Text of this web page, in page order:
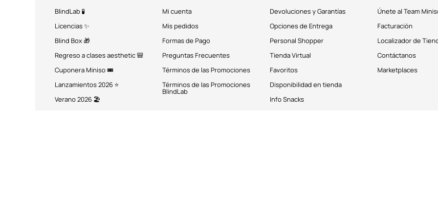
BlindLab 🧪
Licencias ✨
Blind Box 🎁
Regreso a clases aesthetic 🎒
Cuponera Miniso 🎟️
Lanzamientos 2026 ⭐
Verano 2026 🏖️
Mi cuenta
Mis pedidos
Formas de Pago
Preguntas Frecuentes
Términos de las Promociones
Términos de las Promociones
BlindLab
Devoluciones y Garantías
Opciones de Entrega
Personal Shopper
Tienda Virtual
Favoritos
Disponibilidad en tienda
Info Snacks
Únete al Team
Facturación
Localizador de
Contáctanos
Marketplaces